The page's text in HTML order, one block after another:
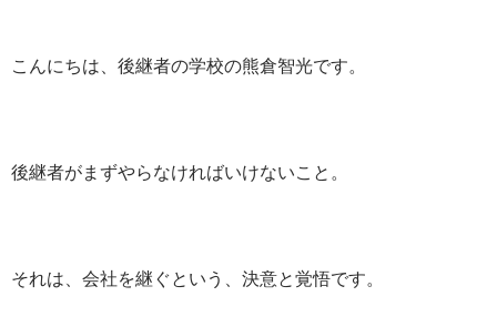
こんにちは、後継者の学校の熊倉智光です。
後継者がまずやらなければいけないこと。
それは、会社を継ぐという、決意と覚悟です。